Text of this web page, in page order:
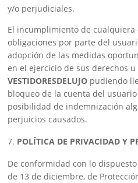
y/o perjudiciales.
El incumplimiento de cualquiera
obligaciones por parte del
adopción de las medidas
en el ejercicio de sus derechos
VESTIDORESDELUJO pudiendo
bloqueo de la cuenta del
posibilidad de indemnización
perjuicios causados.
POLÍTICA DE PRIVACIDAD Y
De conformidad con lo
de 13 de diciembre, de